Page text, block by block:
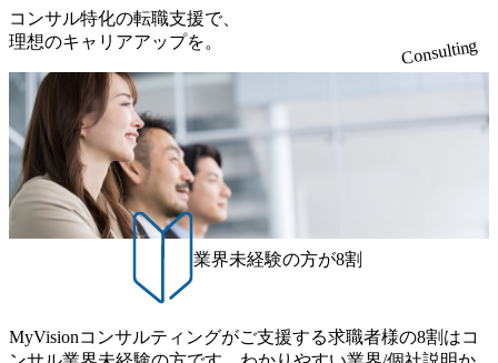
ング事
せず、
合わせ
経験の
おい
ていた
コ
・引き
役員
、ク
営業活
ます。
ケテ
発、社
織・人事・業務領域における
各種コンサルティングを行
う。 また、弊社コンサルティ
せず、クライアントニーズに
ンの提供を行っています。 ご
経験のない分野(例えばDX・
IT領域)においても、積極的に
参画していただける方を歓迎
します。 【コンサルティング
以外】 ・引き合いや営業顧問
(元大手役員レベル)の人脈を
活かし、クライアント開拓な
どの営業活動に参画していた
活動に参画していただきま
す。 例：新規事業企画、
コンサル特化の転職支援で、
理想のキャリアアップを。
Consulting
業界未経験の方が8割
MyVisionコンサルティングがご支援する求職者様の8割はコ